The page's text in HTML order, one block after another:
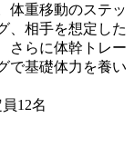
体重移動のステッ
、相手を想定した
さらに体幹トレー
で基礎体力を養い
12名